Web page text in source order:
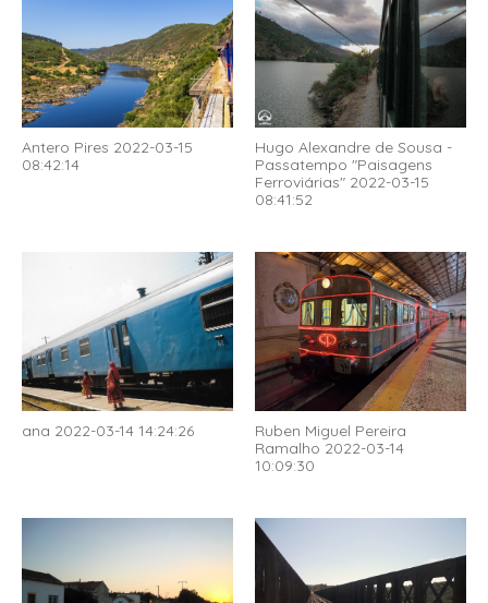
Antero Pires 2022-03-15
08:42:14
Hugo Alexandre de Sousa -
Passatempo "Paisagens
Ferroviárias" 2022-03-15
08:41:52
ana 2022-03-14 14:24:26
Ruben Miguel Pereira
Ramalho 2022-03-14
10:09:30